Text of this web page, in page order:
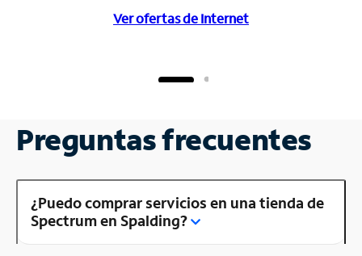
Ver ofertas de Internet
Preguntas frecuentes
¿Puedo comprar servicios en una tienda de
Spectrum en Spalding?